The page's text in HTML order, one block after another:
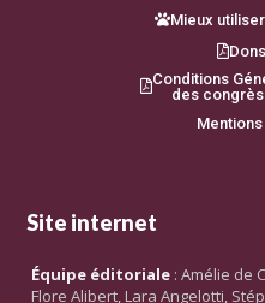
Mieux
Conditions
des
Site internet
Équipe éditoriale : Amélie de
Flore Alibert, Lara Angelotti,